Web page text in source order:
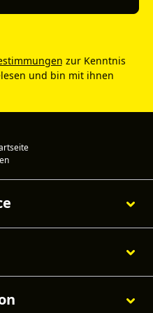
zur Kenntnis
und bin mit ihnen